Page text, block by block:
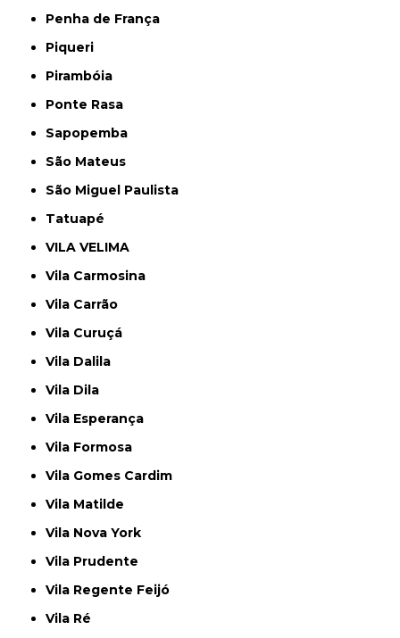
Penha de França
Piqueri
Pirambóia
Ponte Rasa
Sapopemba
São Mateus
São Miguel Paulista
Tatuapé
VILA VELIMA
Vila Carmosina
Vila Carrão
Vila Curuçá
Vila Dalila
Vila Dila
Vila Esperança
Vila Formosa
Vila Gomes Cardim
Vila Matilde
Vila Nova York
Vila Prudente
Vila Regente Feijó
Vila Ré